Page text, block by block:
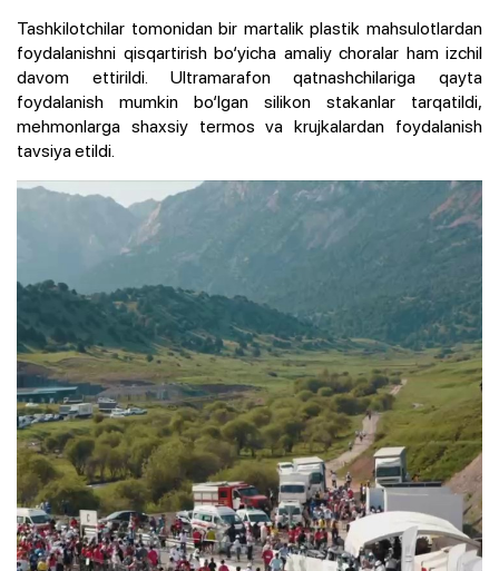
Tashkilotchilar tomonidan bir martalik plastik mahsulotlardan
foydalanishni qisqartirish bo‘yicha amaliy choralar ham izchil
davom ettirildi. Ultramarafon qatnashchilariga qayta
foydalanish mumkin bo‘lgan silikon stakanlar tarqatildi,
mehmonlarga shaxsiy termos va krujkalardan foydalanish
tavsiya etildi.